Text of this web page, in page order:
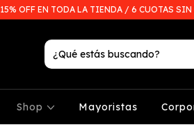
15% OFF EN TODA LA TIENDA / 6 CUOTAS
Shop Mayoristas